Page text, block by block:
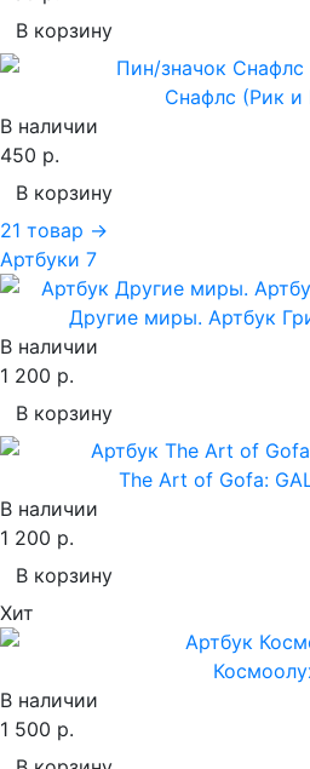
В корзину
Снафлс (Рик и
В наличии
450 р.
В корзину
21 товар →
Артбуки 7
Другие миры. Артбук
В наличии
1 200 р.
В корзину
The Art of Gofa:
В наличии
1 200 р.
В корзину
Хит
В наличии
1 500 р.